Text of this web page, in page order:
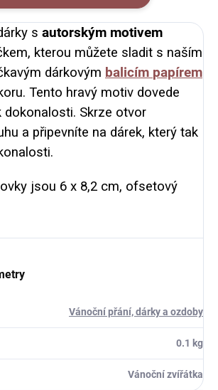
s autorským motivem
kterou můžete sladit s naším
dárkovým balicím papírem
Tento hravý motiv dovede
dokonalosti. Skrze otvor
a připevníte na dárek, který tak
jsou 6 x 8,2 cm, ofsetový
Vánoční přání, dárky a ozdoby
0.1 kg
Vánoční zvířátka